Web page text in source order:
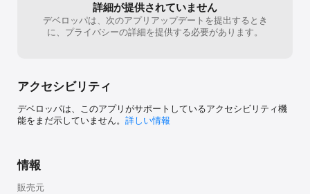
詳細が提供されていません
デベロッパは、次のアプリアップデートを提出するとき
に、プライバシーの詳細を提供する必要があります。
アクセシビリティ
デベロッパは、このアプリがサポートしているアクセシビリティ機
能をまだ示していません。 詳しい情報
情報
販売元